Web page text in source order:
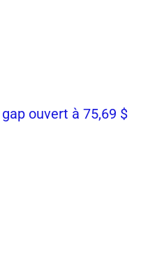
ouvert à 75,69 $